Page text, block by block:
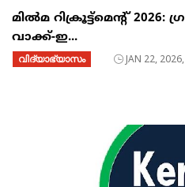
മിൽമ റിക്രൂട്ട്‌മെന്റ് 2026:
വാക്ക്-ഇ...
വിദ്യാഭ്യാസം JAN 22,